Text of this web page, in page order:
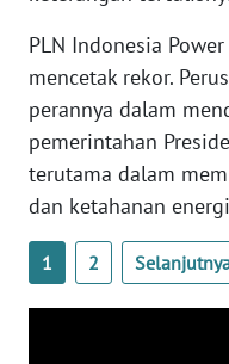
PLN Indonesia
mencetak rekor.
perannya dalam
pemerintahan
terutama dalam
dan ketahanan
1 2
JAMBI
WN
NTB
WN
SULTENG